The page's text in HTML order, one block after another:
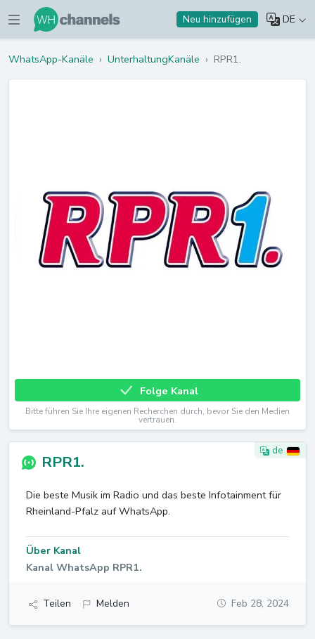
Neu hinzufügen DE
WhatsApp-Kanäle › UnterhaltungKanäle › RPR1.
Folge Kanal
Bitte führen Sie Ihre eigenen Recherchen durch, bevor Sie den Medien
vertrauen.
de
RPR1.
Die beste Musik im Radio und das beste Infotainment für
Rheinland-Pfalz auf WhatsApp.
Über Kanal
Kanal WhatsApp RPR1.
Teilen Melden Feb 28, 2024